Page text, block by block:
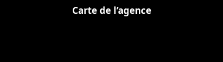
Carte de l’agence